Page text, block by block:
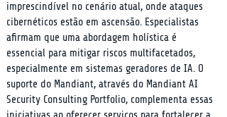
imprescindível no cenário atual, onde ataques
cibernéticos estão em ascensão. Especialistas
afirmam que uma abordagem holística é
essencial para mitigar riscos multifacetados,
especialmente em sistemas geradores de IA. O
suporte do Mandiant, através do Mandiant AI
Security Consulting Portfolio, complementa essas